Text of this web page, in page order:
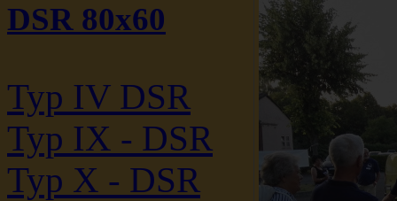
DSR 80x60
Typ IV DSR
Typ IX - DSR
Typ X - DSR